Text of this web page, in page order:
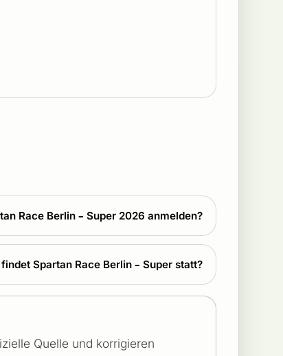
Race Berlin – Super 2026 anmelden?
Spartan Race Berlin – Super statt?
Quelle und korrigieren